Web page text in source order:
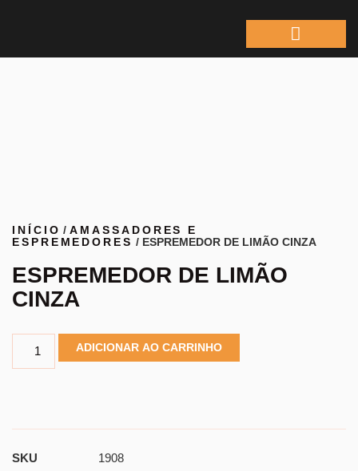
INÍCIO /AMASSADORES E
ESPREMEDORES / ESPREMEDOR DE LIMÃO CINZA
ESPREMEDOR DE LIMÃO
CINZA
ADICIONAR AO CARRINHO
SKU
1908